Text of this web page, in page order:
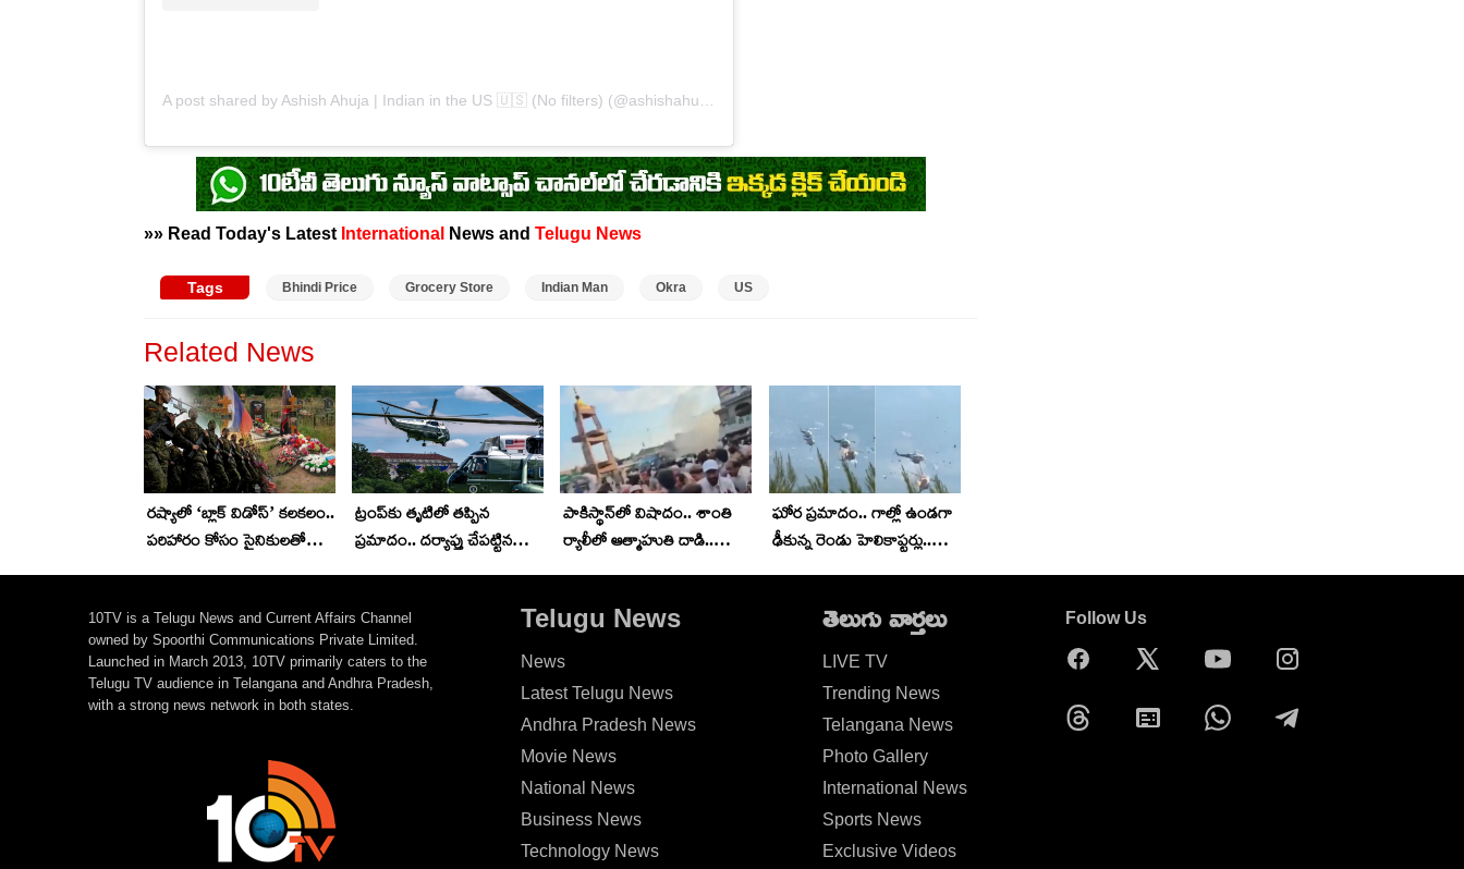
»» Read Today's Latest International News and Telugu News
Tags Bhindi Price Grocery Store Indian Man Okra US
Related News
రష్యాలో ‘బ్లాక్ విడోస్’ కలకలం..
పరిహారం కోసం సైనికులతో
ట్రంప్‌కు తృటిలో తప్పిన
ప్రమాదం.. దర్యాప్తు చేపట్టిన
పాకిస్థాన్‌లో విషాదం.. శాంతి
ర్యాలీలో ఆత్మాహుతి దాడి..
ఘోర ప్రమాదం.. గాల్లో ఉండగా
ఢీకున్న రెండు హెలికాప్టర్లు..
10TV is a Telugu News and Current Affairs Channel
owned by Spoorthi Communications Private Limited.
Launched in March 2013, 10TV primarily caters to the
Telugu TV audience in Telangana and Andhra Pradesh,
with a strong news network in both states.
Telugu News
News
Latest Telugu News
Andhra Pradesh News
Movie News
National News
Business News
Technology News
తెలుగు వార్తలు
LIVE TV
Trending News
Telangana News
Photo Gallery
International News
Sports News
Exclusive Videos
Follow Us